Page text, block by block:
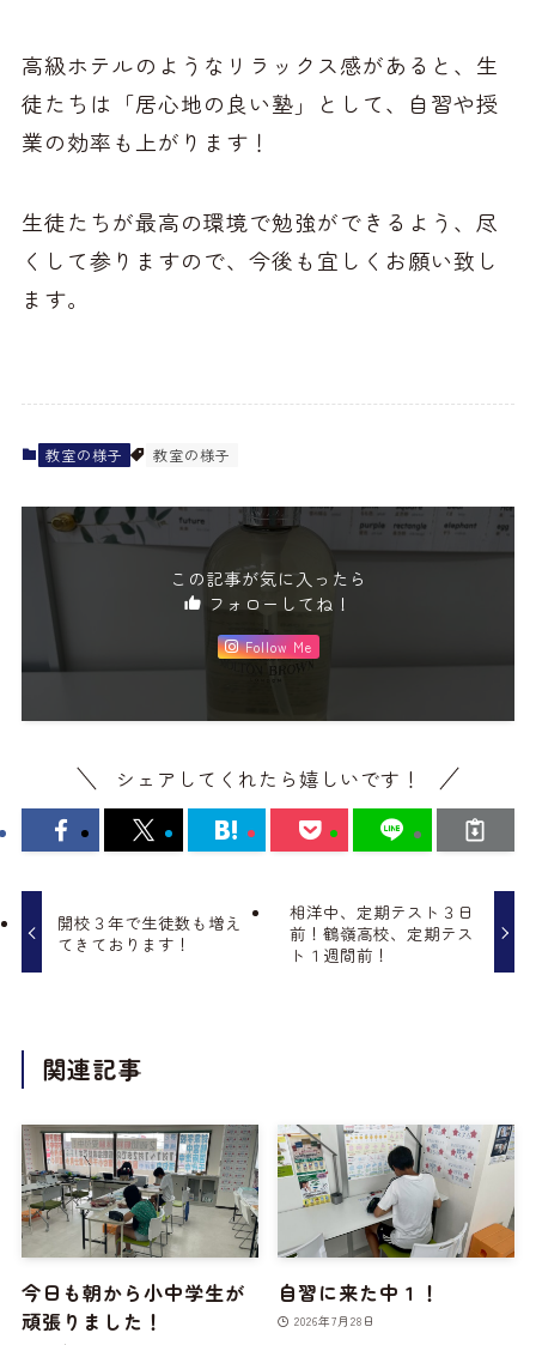
高級ホテルのようなリラックス感があると、生
徒たちは「居心地の良い塾」として、自習や授
業の効率も上がります！
生徒たちが最高の環境で勉強ができるよう、尽
くして参りますので、今後も宜しくお願い致し
ます。
教室の様子 教室の様子
この記事が気に入ったら
フォローしてね！
Follow Me
シェアしてくれたら嬉しいです！
開校３年で生徒数も増え
てきております！
相洋中、定期テスト３日
前！鶴嶺高校、定期テス
ト１週間前！
関連記事
今日も朝から小中学生が
頑張りました！
自習に来た中１！
2026年7月28日